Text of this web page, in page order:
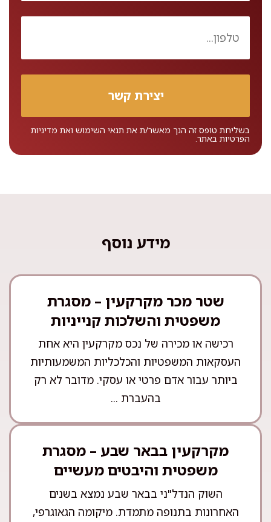
בשליחת טופס זה הנך מאשר/ת את תנאי השימוש ואת מדיניות
הפרטיות באתר.
מידע נוסף
שטר מכר מקרקעין – מסגרת
משפטית והשלכות קנייניות
רכישה או מכירה של נכס מקרקעין היא אחת
העסקאות המשפטיות והכלכליות המשמעותיות
ביותר עבור אדם פרטי או עסקי. מדובר לא רק
בהעברת ...
מקרקעין בבאר שבע – מסגרת
משפטית והיבטים מעשיים
השוק הנדל"ני בבאר שבע נמצא בשנים
האחרונות בתנופה מתמדת. מיקומה הגאוגרפי,